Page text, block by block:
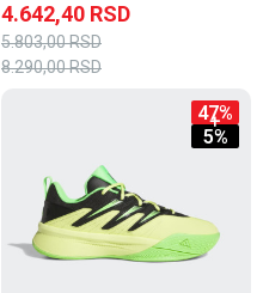
4.642,40 RSD
5.803,00RSD
8.290,00RSD
47%
5%